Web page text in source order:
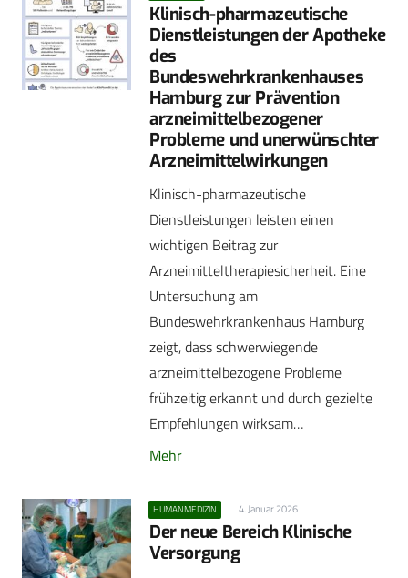
Klinisch-pharmazeutische
Dienstleistungen der Apotheke
des
Bundeswehrkrankenhauses
Hamburg zur Prävention
arzneimittel­bezogener
Probleme und unerwünschter
Arzneimittelwirkungen
Klinisch-pharmazeutische
Dienstleistungen leisten einen
wichtigen Beitrag zur
Arzneimitteltherapiesicherheit. Eine
Untersuchung am
Bundeswehrkrankenhaus Hamburg
zeigt, dass schwerwiegende
arzneimittelbezogene Probleme
frühzeitig erkannt und durch gezielte
Empfehlungen wirksam…
Mehr
HUMANMEDIZIN 4. Januar 2026
Der neue Bereich Klinische
Versorgung